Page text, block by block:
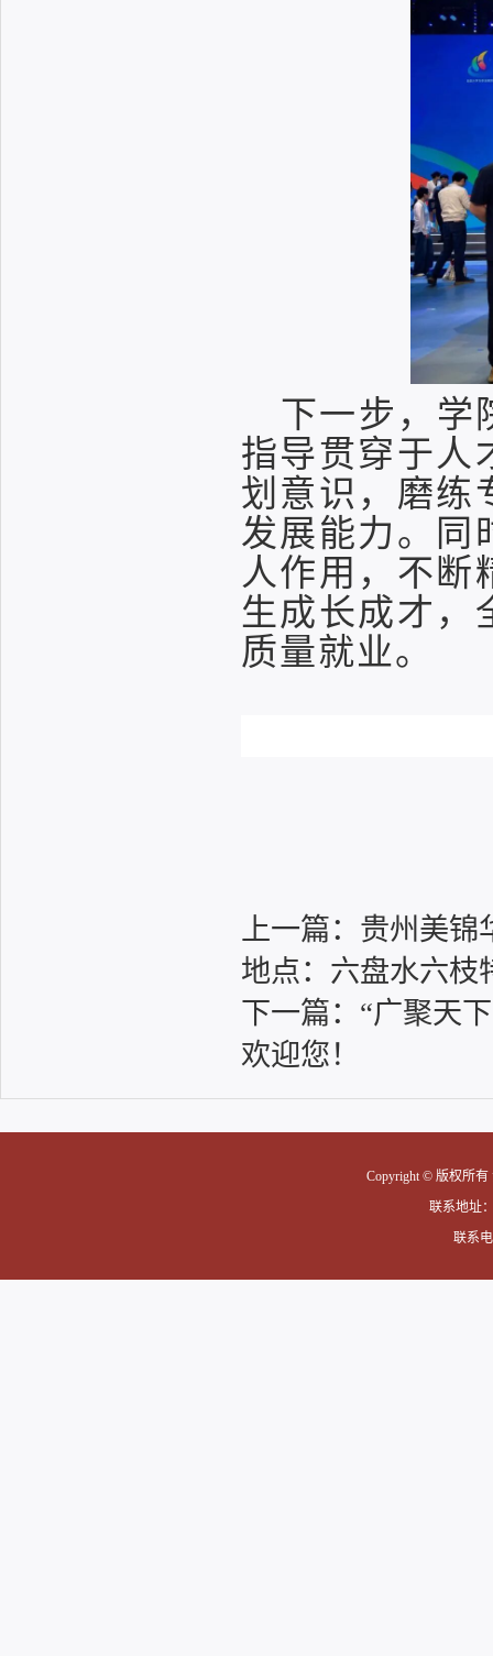
下一步，学
指导贯穿于人
划意识，磨练
发展能力。同
人作用，不断
生成长成才，
质量就业。
上一篇： 贵州美锦
地点：六盘水六枝
下一篇： “广聚天
欢迎您！
Copyright © 版权所
联系地址
联系